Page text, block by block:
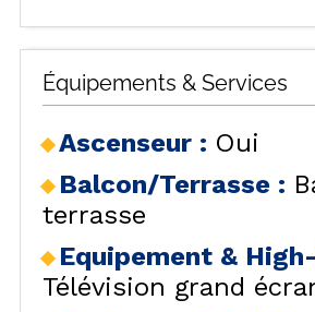
Équipements & Services
Ascenseur : Oui
Balcon/Terrasse :
terrasse
Equipement &
Télévision grand